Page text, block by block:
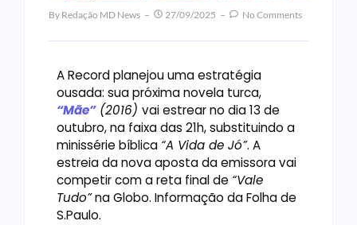
By Redação MD News 27/09/2025 No Comments
A Record planejou uma estratégia
ousada: sua próxima novela turca,
“Mãe”(2016) vai estrear no dia 13 de
outubro, na faixa das 21h, substituindo a
minissérie bíblica “A Vida de Jó”. A
estreia da nova aposta da emissora vai
competir com a reta final de “Vale
Tudo”na Globo. Informação da Folha de
S.Paulo.